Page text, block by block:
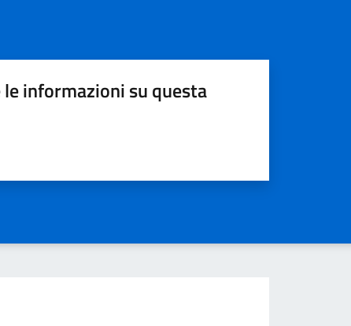
informazioni su questa